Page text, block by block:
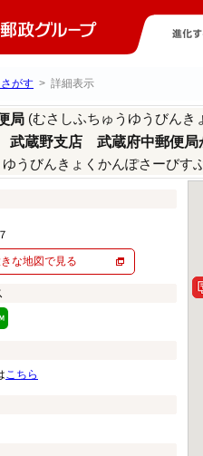
がす > 詳細表示
局 (むさしふちゅうゆうびんき
蔵野支店 武蔵府中郵便局
うびんきょくかんぽさーびす
な地図で見る
こちら